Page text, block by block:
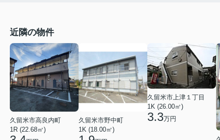
近隣の物件
久留米市高良内町
1R (22.68㎡)
久留米市野中町
1K (18.00㎡)
久留米市上津１丁目
1K (26.00㎡)
3.3万円